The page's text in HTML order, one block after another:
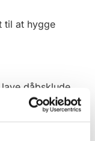
til at hygge
dåbsklude,
Vi strikker